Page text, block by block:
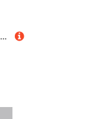
RZB Deckenleuchten RZB Befestigungsset 981980.012